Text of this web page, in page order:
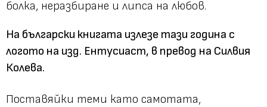
болка, неразбиране и липса на любов.
На български книгата излезе тази година с
логото на изд. Ентусиаст, в превод на Силвия
Колева.
Поставяйки теми като самотата,